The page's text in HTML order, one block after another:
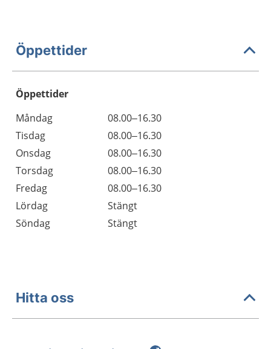
Öppettider
Öppettider
Dag
Öppettider
Kommentarer
Måndag
08.00–16.30
Tisdag
08.00–16.30
Onsdag
08.00–16.30
Torsdag
08.00–16.30
Fredag
08.00–16.30
Lördag
Stängt
Söndag
Stängt
Hitta oss